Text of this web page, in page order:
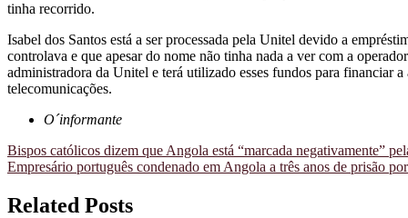
tinha recorrido.
Isabel dos Santos está a ser processada pela Unitel devido a
controlava e que apesar do nome não tinha nada a ver com a
administradora da Unitel e terá utilizado esses fundos para financiar
telecomunicações.
O´informante
Navegação
de
artigos
Bispos católicos dizem que Angola está “marcada negativamente”
Empresário português condenado em Angola a três anos de prisão
Related Posts